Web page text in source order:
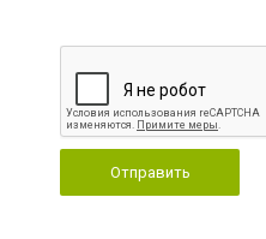
Отправить